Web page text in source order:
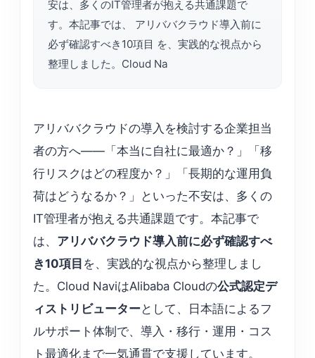
安は、多くのIT管理者が抱える共通課題で
す。本記事では、 アリババクラウド導入前に
必ず確認すべき10項目 を、実践的な視点から
整理しました。Cloud Na
アリババクラウドの導入を検討する企業担当
者の方へ——「本当に自社に最適か？」「移
行リスクはどの程度か？」「長期的な運用負
荷はどうなるか？」といった不安は、多くの
IT管理者が抱える共通課題です。本記事で
は、 アリババクラウド導入前に必ず確認すべ
き10項目 を、実践的な視点から整理しまし
た。Cloud NaviはAlibaba Cloudの公式認定デ
ィストリビューターとして、日本語によるフ
ルサポート体制で、導入・移行・運用・コス
ト最適化まで一気通貫で支援しています。